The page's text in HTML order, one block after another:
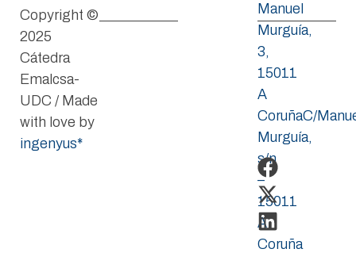
Manuel
Murguía,
3,
15011
A
CoruñaC/
Murguía,
s/n
–
15011
A
Coruña
Copyright ©
2025
Cátedra
Emalcsa-
UDC / Made
with love by
ingenyus*